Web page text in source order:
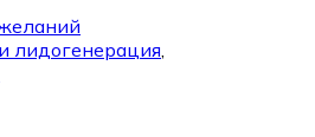
лидогенерация,